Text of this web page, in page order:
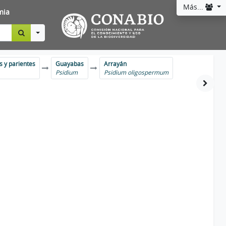
Más...
Toggle Dropdown
y parientes
Guayabas
Psidium
Arrayán
Psidium oligospermum